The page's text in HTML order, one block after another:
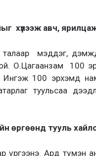
хүлээж авч,
талаар мэддэг,
О.Цагаанзам 100
100 эрхэмд
туульсаа
өргөөнд тууль
үргээнэ. Ард түмэн